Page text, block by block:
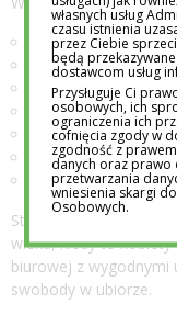
klasycznej
białej koszuli,
wygodnych
eleganckich
sukienki o prostym
skórzanej kurtki,
torebki w
Styl sportowej
wieku, kiedy to kobiety
biurowej z wygodnymi
swobody w ubiorze.
własnych usług
czasu istnienia
przez Ciebie
będą
dostawcom usług
Przysługuje Ci
osobowych, ich
ograniczenia ich
cofnięcia zgody w
zgodność z
danych oraz prawo
przetwarzania
wniesienia skargi
Osobowych.